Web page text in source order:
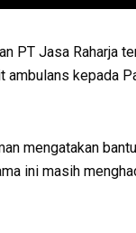
PT Jasa Raharja
ambulans kepada
mengatakan
ini masih